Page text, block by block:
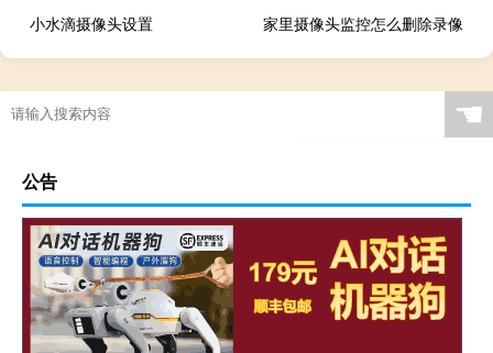
小水滴摄像头设置
家里摄像头监控怎么删除录像
☚
公告